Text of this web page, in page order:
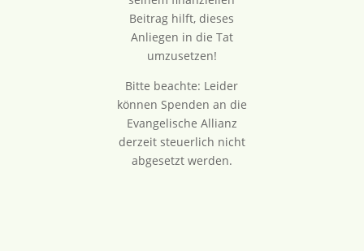
Beitrag hilft, dieses
Anliegen in die Tat
umzusetzen!
Bitte beachte: Leider
können Spenden an die
Evangelische Allianz
derzeit steuerlich nicht
abgesetzt werden.